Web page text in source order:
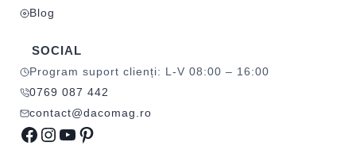
Blog
SOCIAL
Program suport clienți: L-V 08:00 – 16:00
0769 087 442
contact@dacomag.ro
Facebook
Instagram
YouTube
Pinterest